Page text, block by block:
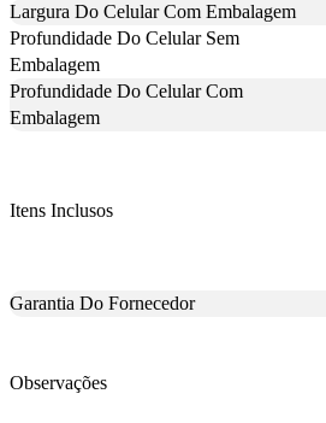
Largura Do Celular Com Embalagem
Profundidade Do Celular Sem
Embalagem
Profundidade Do Celular Com
Embalagem
Itens Inclusos
Garantia Do Fornecedor
Observações